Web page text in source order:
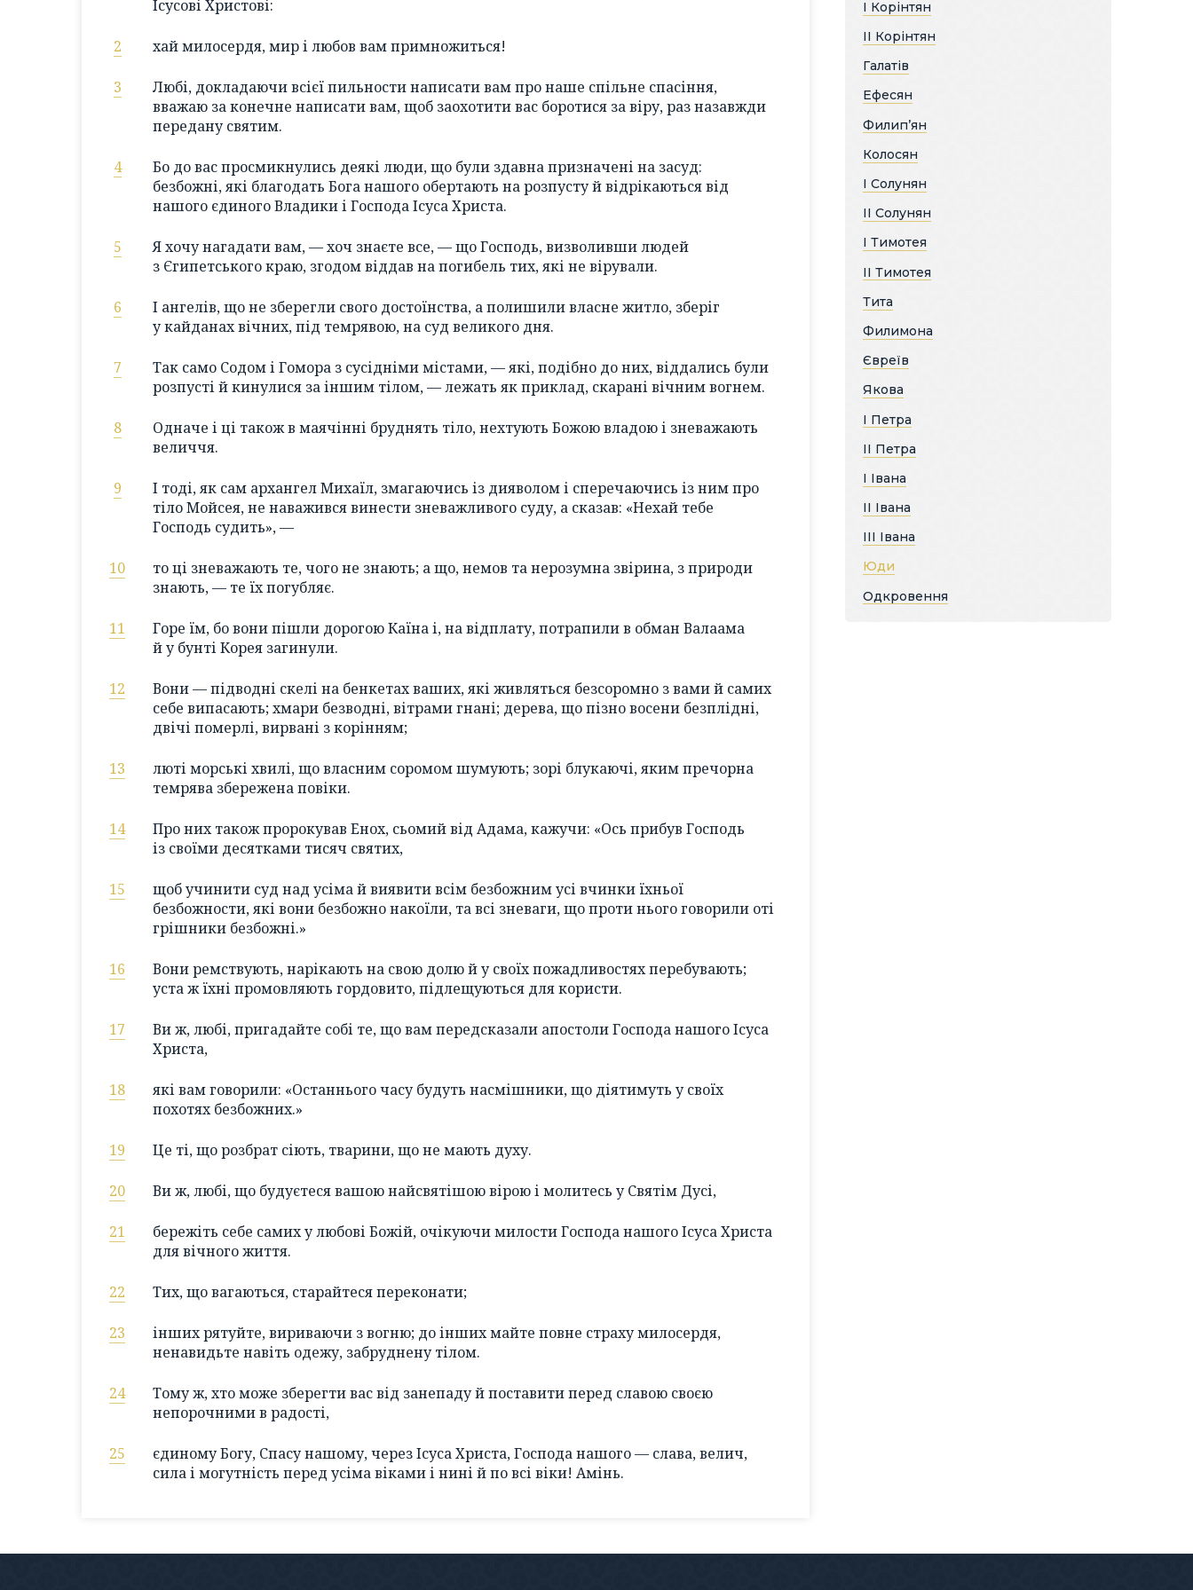
Ісусові Христові:
2 хай милосердя, мир і любов вам примножиться!
3
Любі, докладаючи всієї пильности написати вам про наше спільне спасіння,
вважаю за конечне написати вам, щоб заохотити вас боротися за віру, раз назавжди
передану святим.
4
Бо до вас просмикнулись деякі люди, що були здавна призначені на засуд:
безбожні, які благодать Бога нашого обертають на розпусту й відрікаються від
нашого єдиного Владики і Господа Ісуса Христа.
5
Я хочу нагадати вам, — хоч знаєте все, — що Господь, визволивши людей
з Єгипетського краю, згодом віддав на погибель тих, які не вірували.
6
І ангелів, що не зберегли свого достоїнства, а полишили власне житло, зберіг
у кайданах вічних, під темрявою, на суд великого дня.
7
Так само Содом і Гомора з сусідніми містами, — які, подібно до них, віддались були
розпусті й кинулися за іншим тілом, — лежать як приклад, скарані вічним вогнем.
8
Одначе і ці також в маячінні бруднять тіло, нехтують Божою владою і зневажають
величчя.
9
І тоді, як сам архангел Михаїл, змагаючись із дияволом і сперечаючись із ним про
тіло Мойсея, не наважився винести зневажливого суду, а сказав: «Нехай тебе
Господь судить», —
10
то ці зневажають те, чого не знають; а що, немов та нерозумна звірина, з природи
знають, — те їх погубляє.
11
Горе їм, бо вони пішли дорогою Каїна і, на відплату, потрапили в обман Валаама
й у бунті Корея загинули.
12
Вони — підводні скелі на бенкетах ваших, які живляться безсоромно з вами й самих
себе випасають; хмари безводні, вітрами гнані; дерева, що пізно восени безплідні,
двічі померлі, вирвані з корінням;
13
люті морські хвилі, що власним соромом шумують; зорі блукаючі, яким пречорна
темрява збережена повіки.
14
Про них також пророкував Енох, сьомий від Адама, кажучи: «Ось прибув Господь
із своїми десятками тисяч святих,
15
щоб учинити суд над усіма й виявити всім безбожним усі вчинки їхньої
безбожности, які вони безбожно накоїли, та всі зневаги, що проти нього говорили оті
грішники безбожні.»
16
Вони ремствують, нарікають на свою долю й у своїх пожадливостях перебувають;
уста ж їхні промовляють гордовито, підлещуються для користи.
17
Ви ж, любі, пригадайте собі те, що вам передсказали апостоли Господа нашого Ісуса
Христа,
18
які вам говорили: «Останнього часу будуть насмішники, що діятимуть у своїх
похотях безбожних.»
19 Це ті, що розбрат сіють, тварини, що не мають духу.
20 Ви ж, любі, що будуєтеся вашою найсвятішою вірою і молитесь у Святім Дусі,
21
бережіть себе самих у любові Божій, очікуючи милости Господа нашого Ісуса Христа
для вічного життя.
22 Тих, що вагаються, старайтеся переконати;
23
інших рятуйте, вириваючи з вогню; до інших майте повне страху милосердя,
ненавидьте навіть одежу, забруднену тілом.
24
Тому ж, хто може зберегти вас від занепаду й поставити перед славою своєю
непорочними в радості,
25
єдиному Богу, Спасу нашому, через Ісуса Христа, Господа нашого — слава, велич,
сила і могутність перед усіма віками і нині й по всі віки! Амінь.
І Корінтян
ІІ Корінтян
Галатів
Ефесян
Филип’ян
Колосян
І Солунян
ІІ Солунян
І Тимотея
ІІ Тимотея
Тита
Филимона
Євреїв
Якова
І Петра
ІІ Петра
І Івана
ІІ Івана
ІІІ Івана
Юди
Одкровення